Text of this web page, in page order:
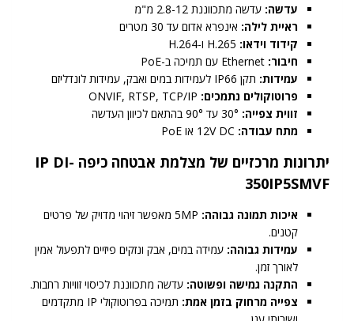
עדשה: עדשה מתכווננת 2.8-12 מ"מ
ראיית לילה: אינפרא אדום עד 30 מטרים
קידוד וידאו:
חיבור:
עמידות: תקן IP66 לעמידות במים ואבק, עמידות לונדליזם
פרוטוקולים נתמכים:
זווית צפייה:
מתח עבודה:
יתרונות מרכזיים של מצלמת אבטחה כיפה IP DI-
350IP5SMVF
איכות תמונה גבוהה:
5MP מאפשר זיהוי מדויק של פרטים
קטנים.
עמידות גבוהה: עמידה במים, אבק ונזקים פיזיים לתפעול אמין
לאורך זמן.
התקנה גמישה ופשוטה: עדשה מתכווננת לכיסוי זוויות רחבות.
צפייה מרחוק בזמן אמת:
תמיכה בפרוטוקולי IP מתקדמים